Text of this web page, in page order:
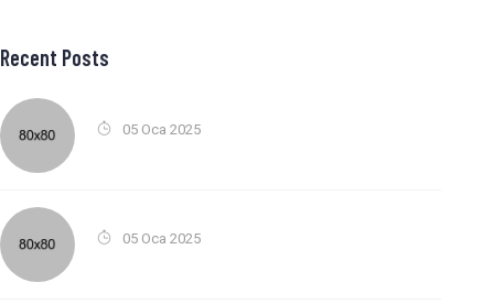
Recent Posts
05 Oca 2025
05 Oca 2025